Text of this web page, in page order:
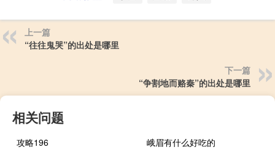
上一篇
“往往鬼哭”的出处是哪里
下一篇
“争割地而赂秦”的出处是哪里
相关问题
攻略196
峨眉有什么好吃的